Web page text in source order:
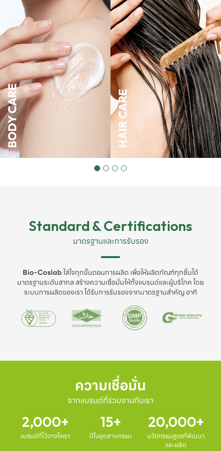
Standard & Certifications
มาตรฐานและการรับรอง
Bio-Coslabใส่ใจทุกขั้นตอนการผลิต เพื่อให้ผลิตภัณฑ์ทุกชิ้นได้
มาตรฐานระดับสากล สร้างความเชื่อมั่นให้ทั้งแบรนด์และผู้บริโภค โดย
ระบบการผลิตของเรา ได้รับการรับรองจากมาตรฐานสำคัญ อาทิ
ความเชื่อมั่น
จากแบรนด์ที่ร่วมงานกับเรา
2,000
แบรนด์ที่ไว้วางใจเรา
15
ปีในอุตสาหกรรม
20,000
นวัตกรรมสูตรที่พัฒนา
และผลิต